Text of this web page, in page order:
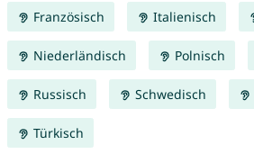
Französisch Italienisch
Niederländisch Polnisch
Russisch Schwedisch
Türkisch